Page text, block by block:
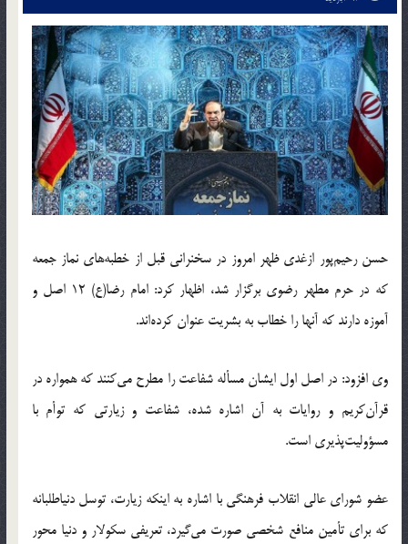
حسن رحیم‌پور ازغدی ظهر امروز در سخنرانی قبل از خطبه‌های نماز جمعه
که در حرم مطهر رضوی برگزار شد، اظهار کرد: امام رضا(ع) 12 اصل و
آموزه دارند که آنها را خطاب به بشریت عنوان کرده‌اند.
وی افزود: در اصل اول ایشان مسأله شفاعت را مطرح می‌کنند که همواره در
قرآن‌کریم و روایات به آن اشاره شده، شفاعت و زیارتی که توأم با
مسؤولیت‌پذیری است.
عضو شورای عالی انقلاب فرهنگی با اشاره به اینکه زیارت، توسل دنیا‌طلبانه
که برای تأمین منافع شخصی صورت می‌گیرد، تعریفی سکولار و دنیا محور